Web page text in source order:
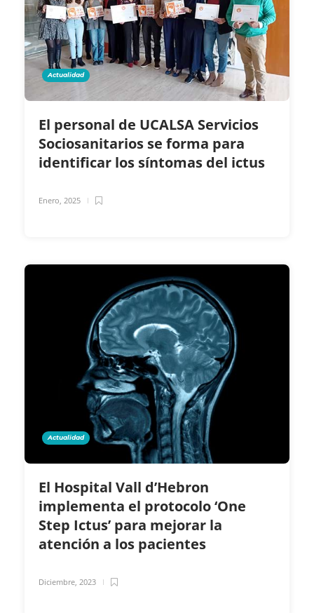
Actualidad
El personal de UCALSA Servicios
Sociosanitarios se forma para
identificar los síntomas del ictus
Enero, 2025
Actualidad
El Hospital Vall d’Hebron
implementa el protocolo ‘One
Step Ictus’ para mejorar la
atención a los pacientes
Diciembre, 2023